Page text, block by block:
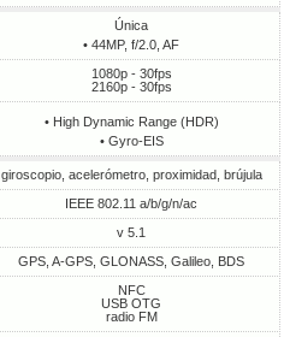
Única
• 44MP, f/2.0, AF
1080p - 30fps
2160p - 30fps
• High Dynamic Range (HDR)
• Gyro-EIS
giroscopio, acelerómetro, proximidad, brújula
IEEE 802.11 a/b/g/n/ac
v 5.1
GPS, A-GPS, GLONASS, Galileo, BDS
NFC
USB OTG
radio FM